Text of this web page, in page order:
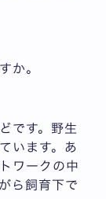
か。
です。野生
います。あ
ワークの中
ら飼育下で